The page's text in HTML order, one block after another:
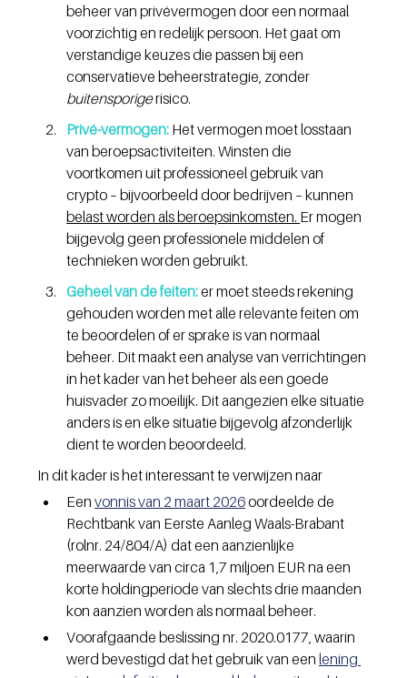
beheer van privévermogen door een normaal
voorzichtig en redelijk persoon. Het gaat om
verstandige keuzes die passen bij een
conservatieve beheerstrategie, zonder
buitensporige risico.
Privé-vermogen: Het vermogen moet losstaan
van beroepsactiviteiten. Winsten die
voortkomen uit professioneel gebruik van
crypto – bijvoorbeeld door bedrijven – kunnen
belast worden als beroepsinkomsten. Er mogen
bijgevolg geen professionele middelen of
technieken worden gebruikt.
Geheel van de feiten: er moet steeds rekening
gehouden worden met alle relevante feiten om
te beoordelen of er sprake is van normaal
beheer. Dit maakt een analyse van verrichtingen
in het kader van het beheer als een goede
huisvader zo moeilijk. Dit aangezien elke situatie
anders is en elke situatie bijgevolg afzonderlijk
dient te worden beoordeeld.
In dit kader is het interessant te verwijzen naar
Een vonnis van 2 maart 2026 oordeelde de
Rechtbank van Eerste Aanleg Waals-Brabant
(rolnr. 24/804/A) dat een aanzienlijke
meerwaarde van circa 1,7 miljoen EUR na een
korte holdingperiode van slechts drie maanden
kon aanzien worden als normaal beheer.
Voorafgaande beslissing nr. 2020.0177, waarin
werd bevestigd dat het gebruik van een lening